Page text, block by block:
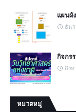
แผนผั
ธัน
กิจกร
สิงห
หมวดหมู่